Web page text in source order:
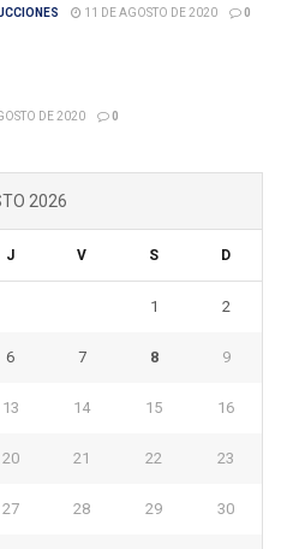
11 DE AGOSTO DE 2020 0
DE 2020 0
2026
J V S D
1 2
6 7 8 9
13 14 15 16
20 21 22 23
27 28 29 30